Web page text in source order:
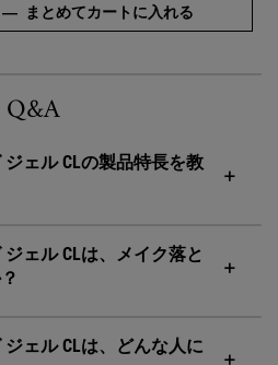
― まとめてカートに入れる
Q&A
ェル CLの製品特長を教
ェル CLは、メイク落と
ェル CLは、どんな人に